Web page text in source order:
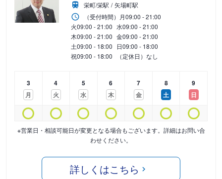
栄町/栄駅
矢場町駅
（受付時間） 月09:00 - 21:00
火09:00 - 21:00 水09:00 - 21:00
木09:00 - 21:00 金09:00 - 21:00
土09:00 - 18:00 日09:00 - 18:00
祝09:00 - 18:00 （定休日）なし
3
月
4
火
5
水
6
木
7
金
8
土
9
日
※営業日・相談可能日が変更となる場合もございます。詳細はお問い合
わせください。
詳しくはこちら